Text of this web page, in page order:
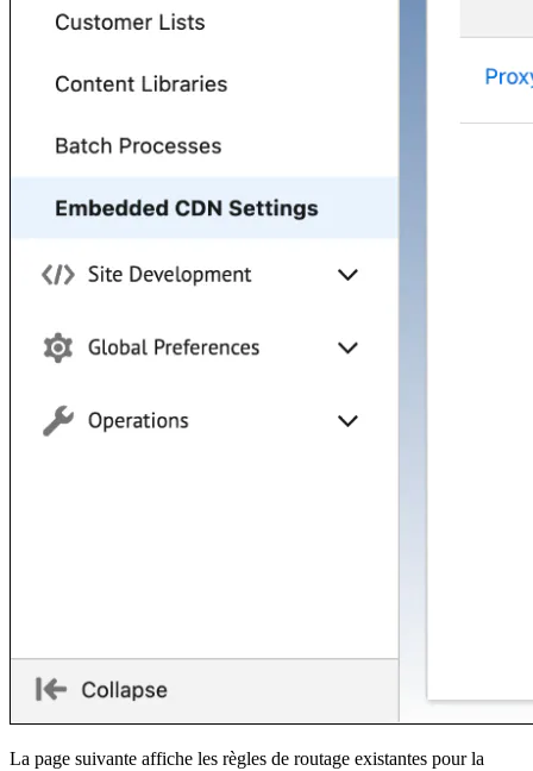
La page suivante affiche les règles de routage existantes pour la